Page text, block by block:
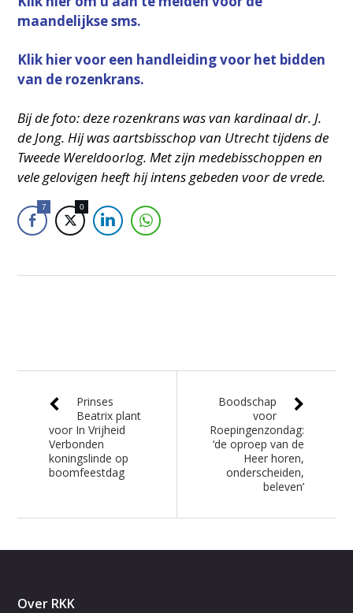
maandelijkse sms.
Klik hier voor een handleiding voor het bidden
van de rozenkrans.
Bij de foto: deze rozenkrans was van kardinaal dr. J.
de Jong. Hij was aartsbisschop van Utrecht tijdens de
Tweede Wereldoorlog. Met zijn medebisschoppen en
vele gelovigen heeft hij intens gebeden voor de vrede.
7 0
Prinses
Beatrix plant
voor In Vrijheid
Verbonden
koningslinde op
boomfeestdag
Boodschap
voor
Roepingenzondag:
‘de oproep van de
Heer horen,
onderscheiden,
beleven’
Over RKK